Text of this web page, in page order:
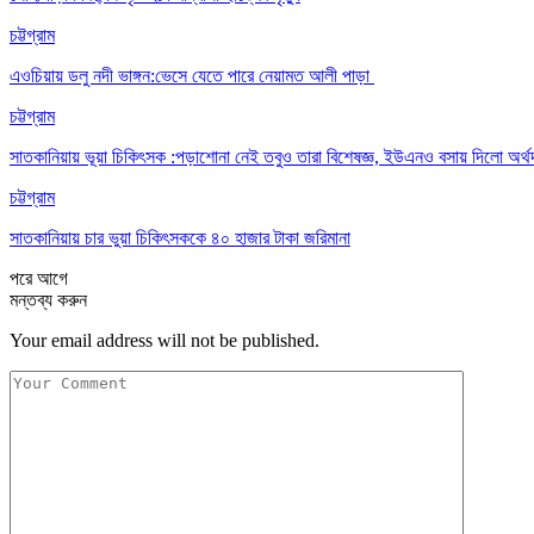
চট্টগ্রাম
এওচিয়ায় ডলু নদী ভাঙ্গন:ভেসে যেতে পারে নেয়ামত আলী পাড়া
চট্টগ্রাম
সাতকানিয়ায় ভূয়া চিকিৎসক :পড়াশোনা নেই তবুও তারা বিশেষজ্ঞ, ইউএনও বসায় দিলো
চট্টগ্রাম
সাতকানিয়ায় চার ভুয়া চিকিৎসককে ৪০ হাজার টাকা জরিমানা
পরেআগে
মন্তব্য করুন
Your email address will not be published.